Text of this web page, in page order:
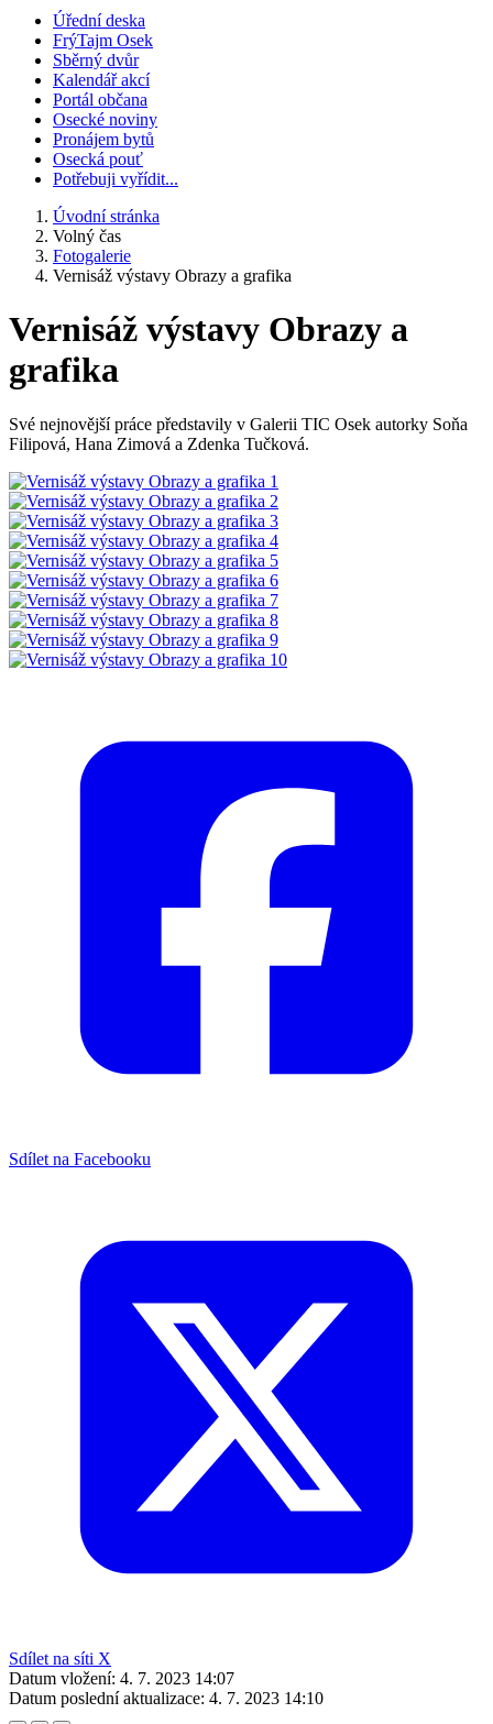
Úřední deska
FrýTajm Osek
Sběrný dvůr
Kalendář akcí
Portál občana
Osecké noviny
Pronájem bytů
Osecká pouť
Potřebuji vyřídit...
Úvodní stránka
Volný čas
Fotogalerie
Vernisáž výstavy Obrazy a grafika
Vernisáž výstavy Obrazy a
grafika
Své nejnovější práce představily v Galerii TIC Osek autorky Soňa
Filipová, Hana Zimová a Zdenka Tučková.
Sdílet na Facebooku
Sdílet na síti X
Datum vložení: 4. 7. 2023 14:07
Datum poslední aktualizace: 4. 7. 2023 14:10